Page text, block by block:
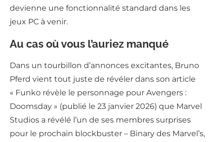
devienne une fonctionnalité standard dans les
jeux PC à venir.
Au cas où vous l’auriez manqué
Dans un tourbillon d’annonces excitantes, Bruno
Pferd vient tout juste de révéler dans son article
« Funko révèle le personnage pour Avengers :
Doomsday » (publié le 23 janvier 2026) que Marvel
Studios a révélé l’un de ses membres surprises
pour le prochain blockbuster – Binary des Marvel’s,